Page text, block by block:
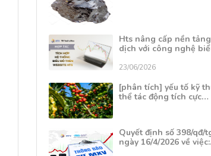
Hts nâng cấp nền
dịch với công nghệ
23/06/2026
[phân tích] yếu tố kỹ
thể tác động tích cực…
Quyết định số 398/qđ/
ngày 16/4/2026 về